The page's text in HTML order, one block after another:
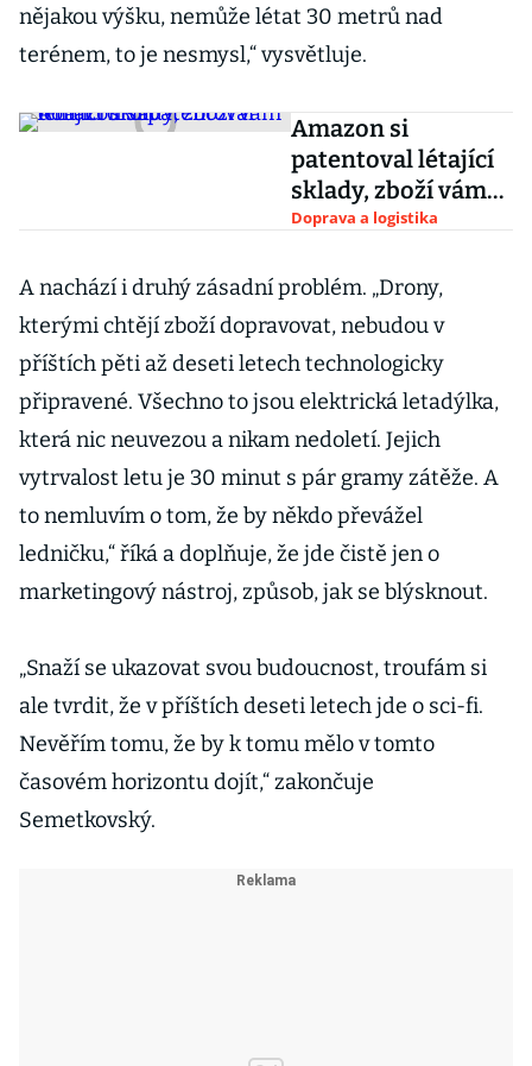
nějakou výšku, nemůže létat 30 metrů nad
terénem, to je nesmysl,“ vysvětluje.
Amazon si
patentoval létající
sklady, zboží vám
doručí dron
Doprava a logistika
A nachází i druhý zásadní problém. „Drony,
kterými chtějí zboží dopravovat, nebudou v
příštích pěti až deseti letech technologicky
připravené. Všechno to jsou elektrická letadýlka,
která nic neuvezou a nikam nedoletí. Jejich
vytrvalost letu je 30 minut s pár gramy zátěže. A
to nemluvím o tom, že by někdo převážel
ledničku,“ říká a doplňuje, že jde čistě jen o
marketingový nástroj, způsob, jak se blýsknout.
„Snaží se ukazovat svou budoucnost, troufám si
ale tvrdit, že v příštích deseti letech jde o sci-fi.
Nevěřím tomu, že by k tomu mělo v tomto
časovém horizontu dojít,“ zakončuje
Semetkovský.